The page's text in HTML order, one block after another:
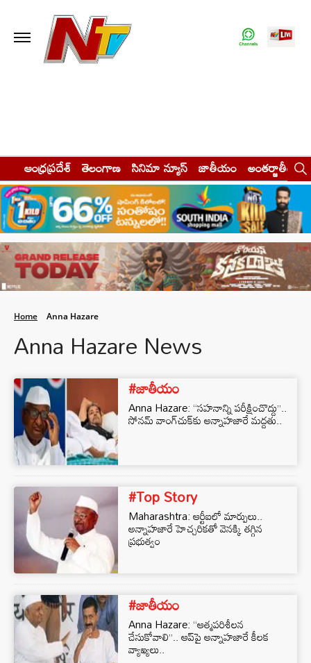
ఆంధ్రప్రదేశ్ తెలంగాణ సినిమా న్యూస్ జాతీయం అంతర్జాతీయం
Home Anna Hazare
Anna Hazare News
#జాతీయం
Anna Hazare: ‘‘సహనాన్ని పరీక్షించొద్దు’’..
సోనమ్ వాంగ్‌చుక్‌కు అన్నాహజారే మద్దతు..
#Top Story
Maharashtra: ఆర్టీఐలో మార్పులు..
అన్నాహజారే హెచ్చరికతో వెనక్కి తగ్గిన
ప్రభుత్వం
#జాతీయం
Anna Hazare: ‘‘ఆత్మపరిశీలన
చేసుకోవాలి’’.. ఆప్‌పై అన్నాహజారే కీలక
వ్యాఖ్యలు..